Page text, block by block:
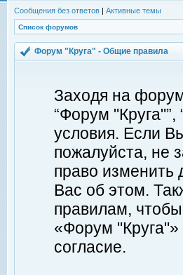
Сообщения без ответов | Активные темы
Список форумов
Форум "Круга" - Общие правила
Заходя на
“Форум
условия. Если
пожалуйста, не
право изменить
Вас об этом.
правилам,
«Форум
согласие.